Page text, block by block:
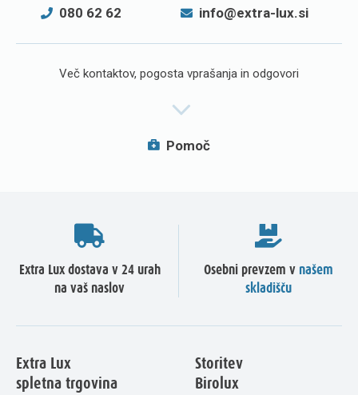
080 62 62 info@extra-lux.si
Več kontaktov, pogosta vprašanja in odgovori
Pomoč
Extra Lux dostava v 24 urah
na vaš naslov
Osebni prevzem v našem
skladišču
Extra Lux
spletna trgovina
Storitev
Birolux